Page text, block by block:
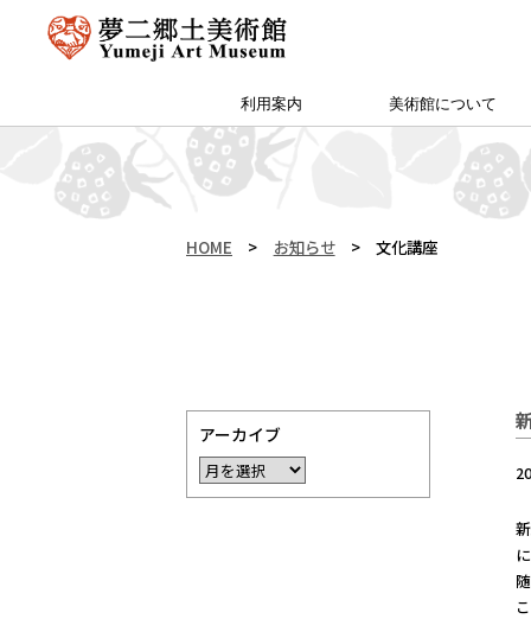
利用案内
夢二郷土美術館 本館
夢二生家記念館・少年山荘
アクセス・特別プラン
カフェ＆ショップ
予約方法・団体申込
サイトマップ
美術館について
館長挨拶
所蔵作品
友の会「ゆめびぃ」
お知らせ
（公財）両備文化振興財団
范曽美術館について
HOME > お知らせ > 文化講座
アーカイブ